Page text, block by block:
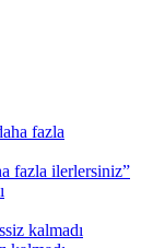
fazla ilerlersiniz”